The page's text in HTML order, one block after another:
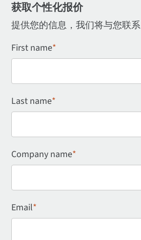
获取个性化报价
提供您的信息，我们将与您联系
First name*
Last name*
Company name*
Email*